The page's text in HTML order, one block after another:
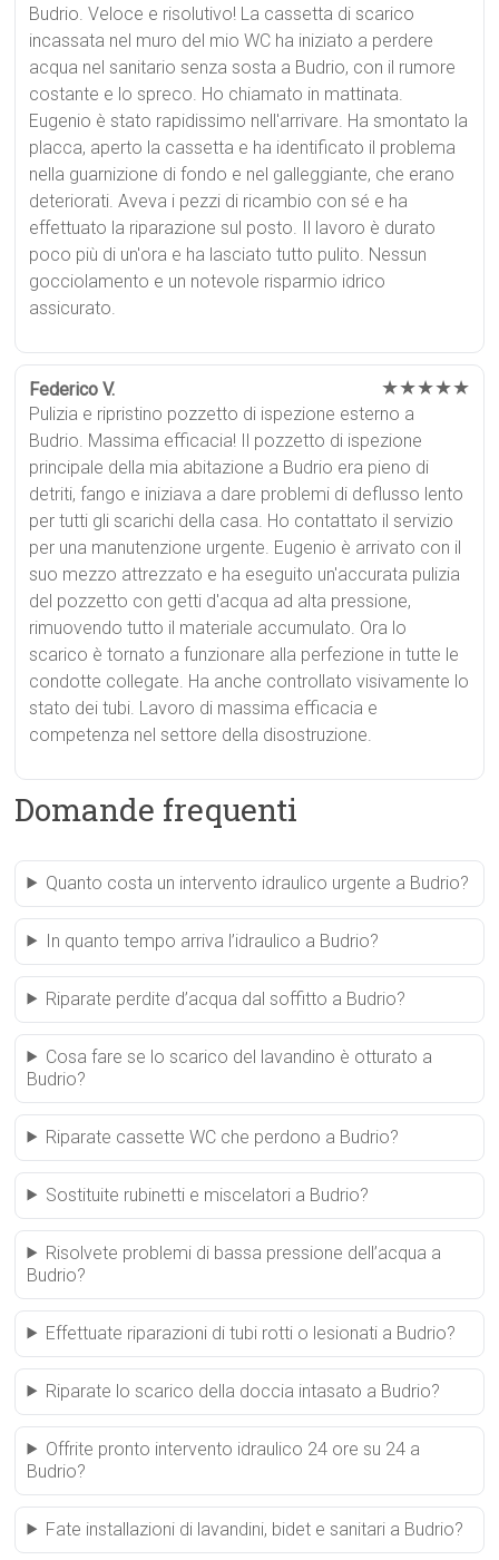
Budrio. Veloce e risolutivo! La cassetta di scarico
incassata nel muro del mio WC ha iniziato a perdere
acqua nel sanitario senza sosta a Budrio, con il rumore
costante e lo spreco. Ho chiamato in mattinata.
Eugenio è stato rapidissimo nell'arrivare. Ha smontato la
placca, aperto la cassetta e ha identificato il problema
nella guarnizione di fondo e nel galleggiante, che erano
deteriorati. Aveva i pezzi di ricambio con sé e ha
effettuato la riparazione sul posto. Il lavoro è durato
poco più di un'ora e ha lasciato tutto pulito. Nessun
gocciolamento e un notevole risparmio idrico
assicurato.
Federico V. ★★★★★
Pulizia e ripristino pozzetto di ispezione esterno a
Budrio. Massima efficacia! Il pozzetto di ispezione
principale della mia abitazione a Budrio era pieno di
detriti, fango e iniziava a dare problemi di deflusso lento
per tutti gli scarichi della casa. Ho contattato il servizio
per una manutenzione urgente. Eugenio è arrivato con il
suo mezzo attrezzato e ha eseguito un'accurata pulizia
del pozzetto con getti d'acqua ad alta pressione,
rimuovendo tutto il materiale accumulato. Ora lo
scarico è tornato a funzionare alla perfezione in tutte le
condotte collegate. Ha anche controllato visivamente lo
stato dei tubi. Lavoro di massima efficacia e
competenza nel settore della disostruzione.
Domande frequenti
Quanto costa un intervento idraulico urgente a Budrio?
In quanto tempo arriva l’idraulico a Budrio?
Riparate perdite d’acqua dal soffitto a Budrio?
Cosa fare se lo scarico del lavandino è otturato a
Budrio?
Riparate cassette WC che perdono a Budrio?
Sostituite rubinetti e miscelatori a Budrio?
Risolvete problemi di bassa pressione dell’acqua a
Budrio?
Effettuate riparazioni di tubi rotti o lesionati a Budrio?
Riparate lo scarico della doccia intasato a Budrio?
Offrite pronto intervento idraulico 24 ore su 24 a
Budrio?
Fate installazioni di lavandini, bidet e sanitari a Budrio?